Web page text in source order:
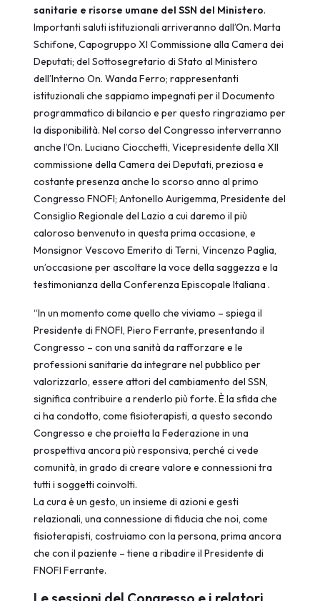
sanitarie e risorse umane del SSN del Ministero.
Importanti saluti istituzionali arriveranno dall’On. Marta
Schifone, Capogruppo XI Commissione alla Camera dei
Deputati; del Sottosegretario di Stato al Ministero
dell’Interno On. Wanda Ferro; rappresentanti
istituzionali che sappiamo impegnati per il Documento
programmatico di bilancio e per questo ringraziamo per
la disponibilità. Nel corso del Congresso interverranno
anche l’On. Luciano Ciocchetti, Vicepresidente della XII
commissione della Camera dei Deputati, preziosa e
costante presenza anche lo scorso anno al primo
Congresso FNOFI; Antonello Aurigemma, Presidente del
Consiglio Regionale del Lazio a cui daremo il più
caloroso benvenuto in questa prima occasione, e
Monsignor Vescovo Emerito di Terni, Vincenzo Paglia,
un’occasione per ascoltare la voce della saggezza e la
testimonianza della Conferenza Episcopale Italiana .
“In un momento come quello che viviamo – spiega il
Presidente di FNOFI, Piero Ferrante, presentando il
Congresso – con una sanità da rafforzare e le
professioni sanitarie da integrare nel pubblico per
valorizzarlo, essere attori del cambiamento del SSN,
significa contribuire a renderlo più forte. È la sfida che
ci ha condotto, come fisioterapisti, a questo secondo
Congresso e che proietta la Federazione in una
prospettiva ancora più responsiva, perché ci vede
comunità, in grado di creare valore e connessioni tra
tutti i soggetti coinvolti.
La cura è un gesto, un insieme di azioni e gesti
relazionali, una connessione di fiducia che noi, come
fisioterapisti, costruiamo con la persona, prima ancora
che con il paziente – tiene a ribadire il Presidente di
FNOFI Ferrante.